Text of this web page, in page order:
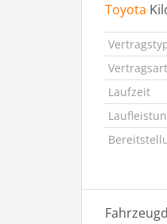
Toyota
Vertragsart
Laufzeit